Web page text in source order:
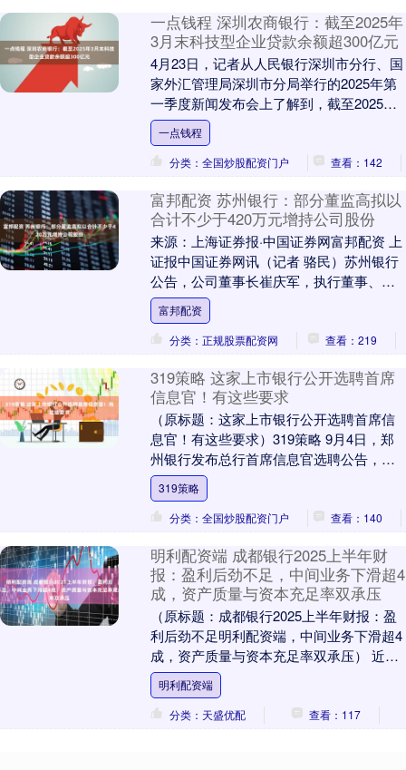
一点钱程 深圳农商银行：截至2025年
3月末科技型企业贷款余额超300亿元
4月23日，记者从人民银行深圳市分行、国
家外汇管理局深圳市分局举行的2025年第
一季度新闻发布会上了解到，截至2025年3
月末，深圳农商银行科技型企业贷款余额
已....
一点钱程
分类：全国炒股配资门户
查看：142
富邦配资 苏州银行：部分董监高拟以
合计不少于420万元增持公司股份
来源：上海证券报·中国证券网富邦配资 上
证报中国证券网讯（记者 骆民）苏州银行
公告，公司董事长崔庆军，执行董事、行
长王强，监事会主席沈琪，执行董事、副
行长李伟，....
富邦配资
分类：正规股票配资网
查看：219
319策略 这家上市银行公开选聘首席
信息官！有这些要求
（原标题：这家上市银行公开选聘首席信
息官！有这些要求）319策略 9月4日，郑
州银行发布总行首席信息官选聘公告，在
选聘条件方面，该行要求应聘者精通银行
的各项业务....
319策略
分类：全国炒股配资门户
查看：140
明利配资端 成都银行2025上半年财
报：盈利后劲不足，中间业务下滑超4
成，资产质量与资本充足率双承压
（原标题：成都银行2025上半年财报：盈
利后劲不足明利配资端，中间业务下滑超4
成，资产质量与资本充足率双承压） 近
日，成都银行(601838.SH)披露2025....
明利配资端
分类：天盛优配
查看：117